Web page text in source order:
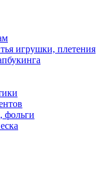
игрушки, плетения
фольги